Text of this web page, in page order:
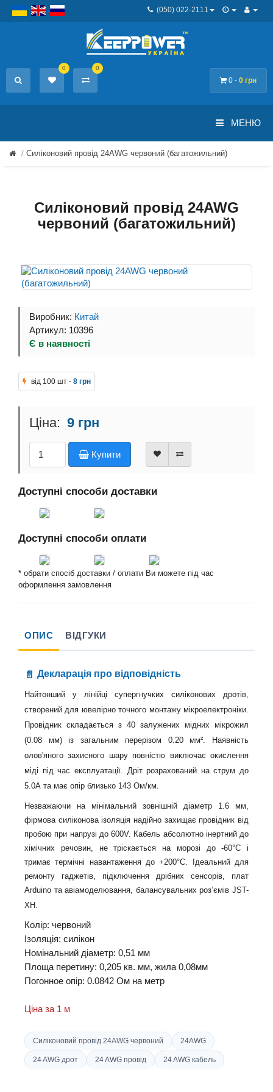
(050) 022-2111
0 - 0 грн
0 0
МЕНЮ
Силіконовий провід 24AWG червоний (багатожильний)
Силіконовий провід 24AWG
червоний (багатожильний)
Виробник: Китай
Артикул: 10396
Є в наявності
від 100 шт - 8 грн
9 грн
Купити
Доступні способи доставки
Доступні способи оплати
* обрати спосіб доставки / оплати Ви можете під час
оформлення замовлення
ОПИС ВІДГУКИ
Декларація про відповідність
Найтонший у лінійці супергнучких силіконових дротів,
створений для ювелірно точного монтажу мікроелектроніки.
Провідник складається з 40 залужених мідних мікрожил
(0.08 мм) із загальним перерізом 0.20 мм². Наявність
олов'яного захисного шару повністю виключає окислення
міді під час експлуатації. Дріт розрахований на струм до
5.0А та має опір близько 143 Ом/км.
Незважаючи на мінімальний зовнішній діаметр 1.6 мм,
фірмова силіконова ізоляція надійно захищає провідник від
пробою при напрузі до 600V. Кабель абсолютно інертний до
хімічних речовин, не тріскається на морозі до -60°C і
тримає термічні навантаження до +200°C. Ідеальний для
ремонту гаджетів, підключення дрібних сенсорів, плат
Arduino та авіамоделювання , балансувальних роз’ємівJST-
XH
Колір: червоний
Ізоляція: силікон
Номінальний діаметр: 0,51 мм
Площа перетину: 0,205 кв. мм, жила 0,08мм
Погонное опір: 0.0842 Ом на метр
Ціна за 1 м
Силіконовий провід 24AWG червоний 24AWG
24 AWG дрот 24 AWG провід 24 AWG кабель